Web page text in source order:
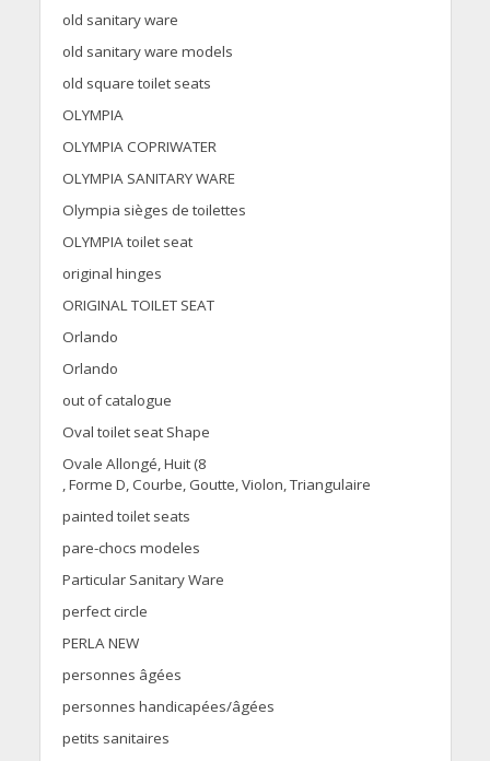
old sanitary ware
old sanitary ware models
old square toilet seats
OLYMPIA
OLYMPIA COPRIWATER
OLYMPIA SANITARY WARE
Olympia sièges de toilettes
OLYMPIA toilet seat
original hinges
ORIGINAL TOILET SEAT
Orlando
Orlando
out of catalogue
Oval toilet seat Shape
Ovale Allongé, Huit (8
, Forme D, Courbe, Goutte, Violon, Triangulaire
painted toilet seats
pare-chocs modeles
Particular Sanitary Ware
perfect circle
PERLA NEW
personnes âgées
personnes handicapées/âgées
petits sanitaires